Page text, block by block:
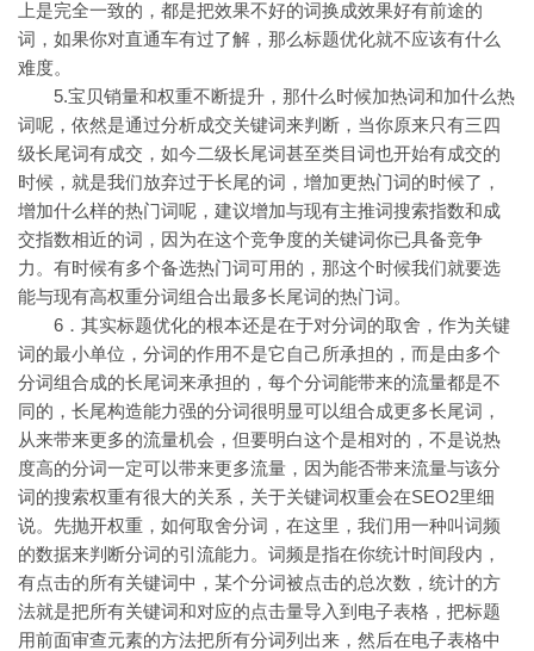
上是完全一致的，都是把效果不好的词换成效果好有前途的
词，如果你对直通车有过了解，那么标题优化就不应该有什么
难度。
5.宝贝销量和权重不断提升，那什么时候加热词和加什么热
词呢，依然是通过分析成交关键词来判断，当你原来只有三四
级长尾词有成交，如今二级长尾词甚至类目词也开始有成交的
时候，就是我们放弃过于长尾的词，增加更热门词的时候了，
增加什么样的热门词呢，建议增加与现有主推词搜索指数和成
交指数相近的词，因为在这个竞争度的关键词你已具备竞争
力。有时候有多个备选热门词可用的，那这个时候我们就要选
能与现有高权重分词组合出最多长尾词的热门词。
6．其实标题优化的根本还是在于对分词的取舍，作为关键
词的最小单位，分词的作用不是它自己所承担的，而是由多个
分词组合成的长尾词来承担的，每个分词能带来的流量都是不
同的，长尾构造能力强的分词很明显可以组合成更多长尾词，
从来带来更多的流量机会，但要明白这个是相对的，不是说热
度高的分词一定可以带来更多流量，因为能否带来流量与该分
词的搜索权重有很大的关系，关于关键词权重会在SEO2里细
说。先抛开权重，如何取舍分词，在这里，我们用一种叫词频
的数据来判断分词的引流能力。词频是指在你统计时间段内，
有点击的所有关键词中，某个分词被点击的总次数，统计的方
法就是把所有关键词和对应的点击量导入到电子表格，把标题
用前面审查元素的方法把所有分词列出来，然后在电子表格中